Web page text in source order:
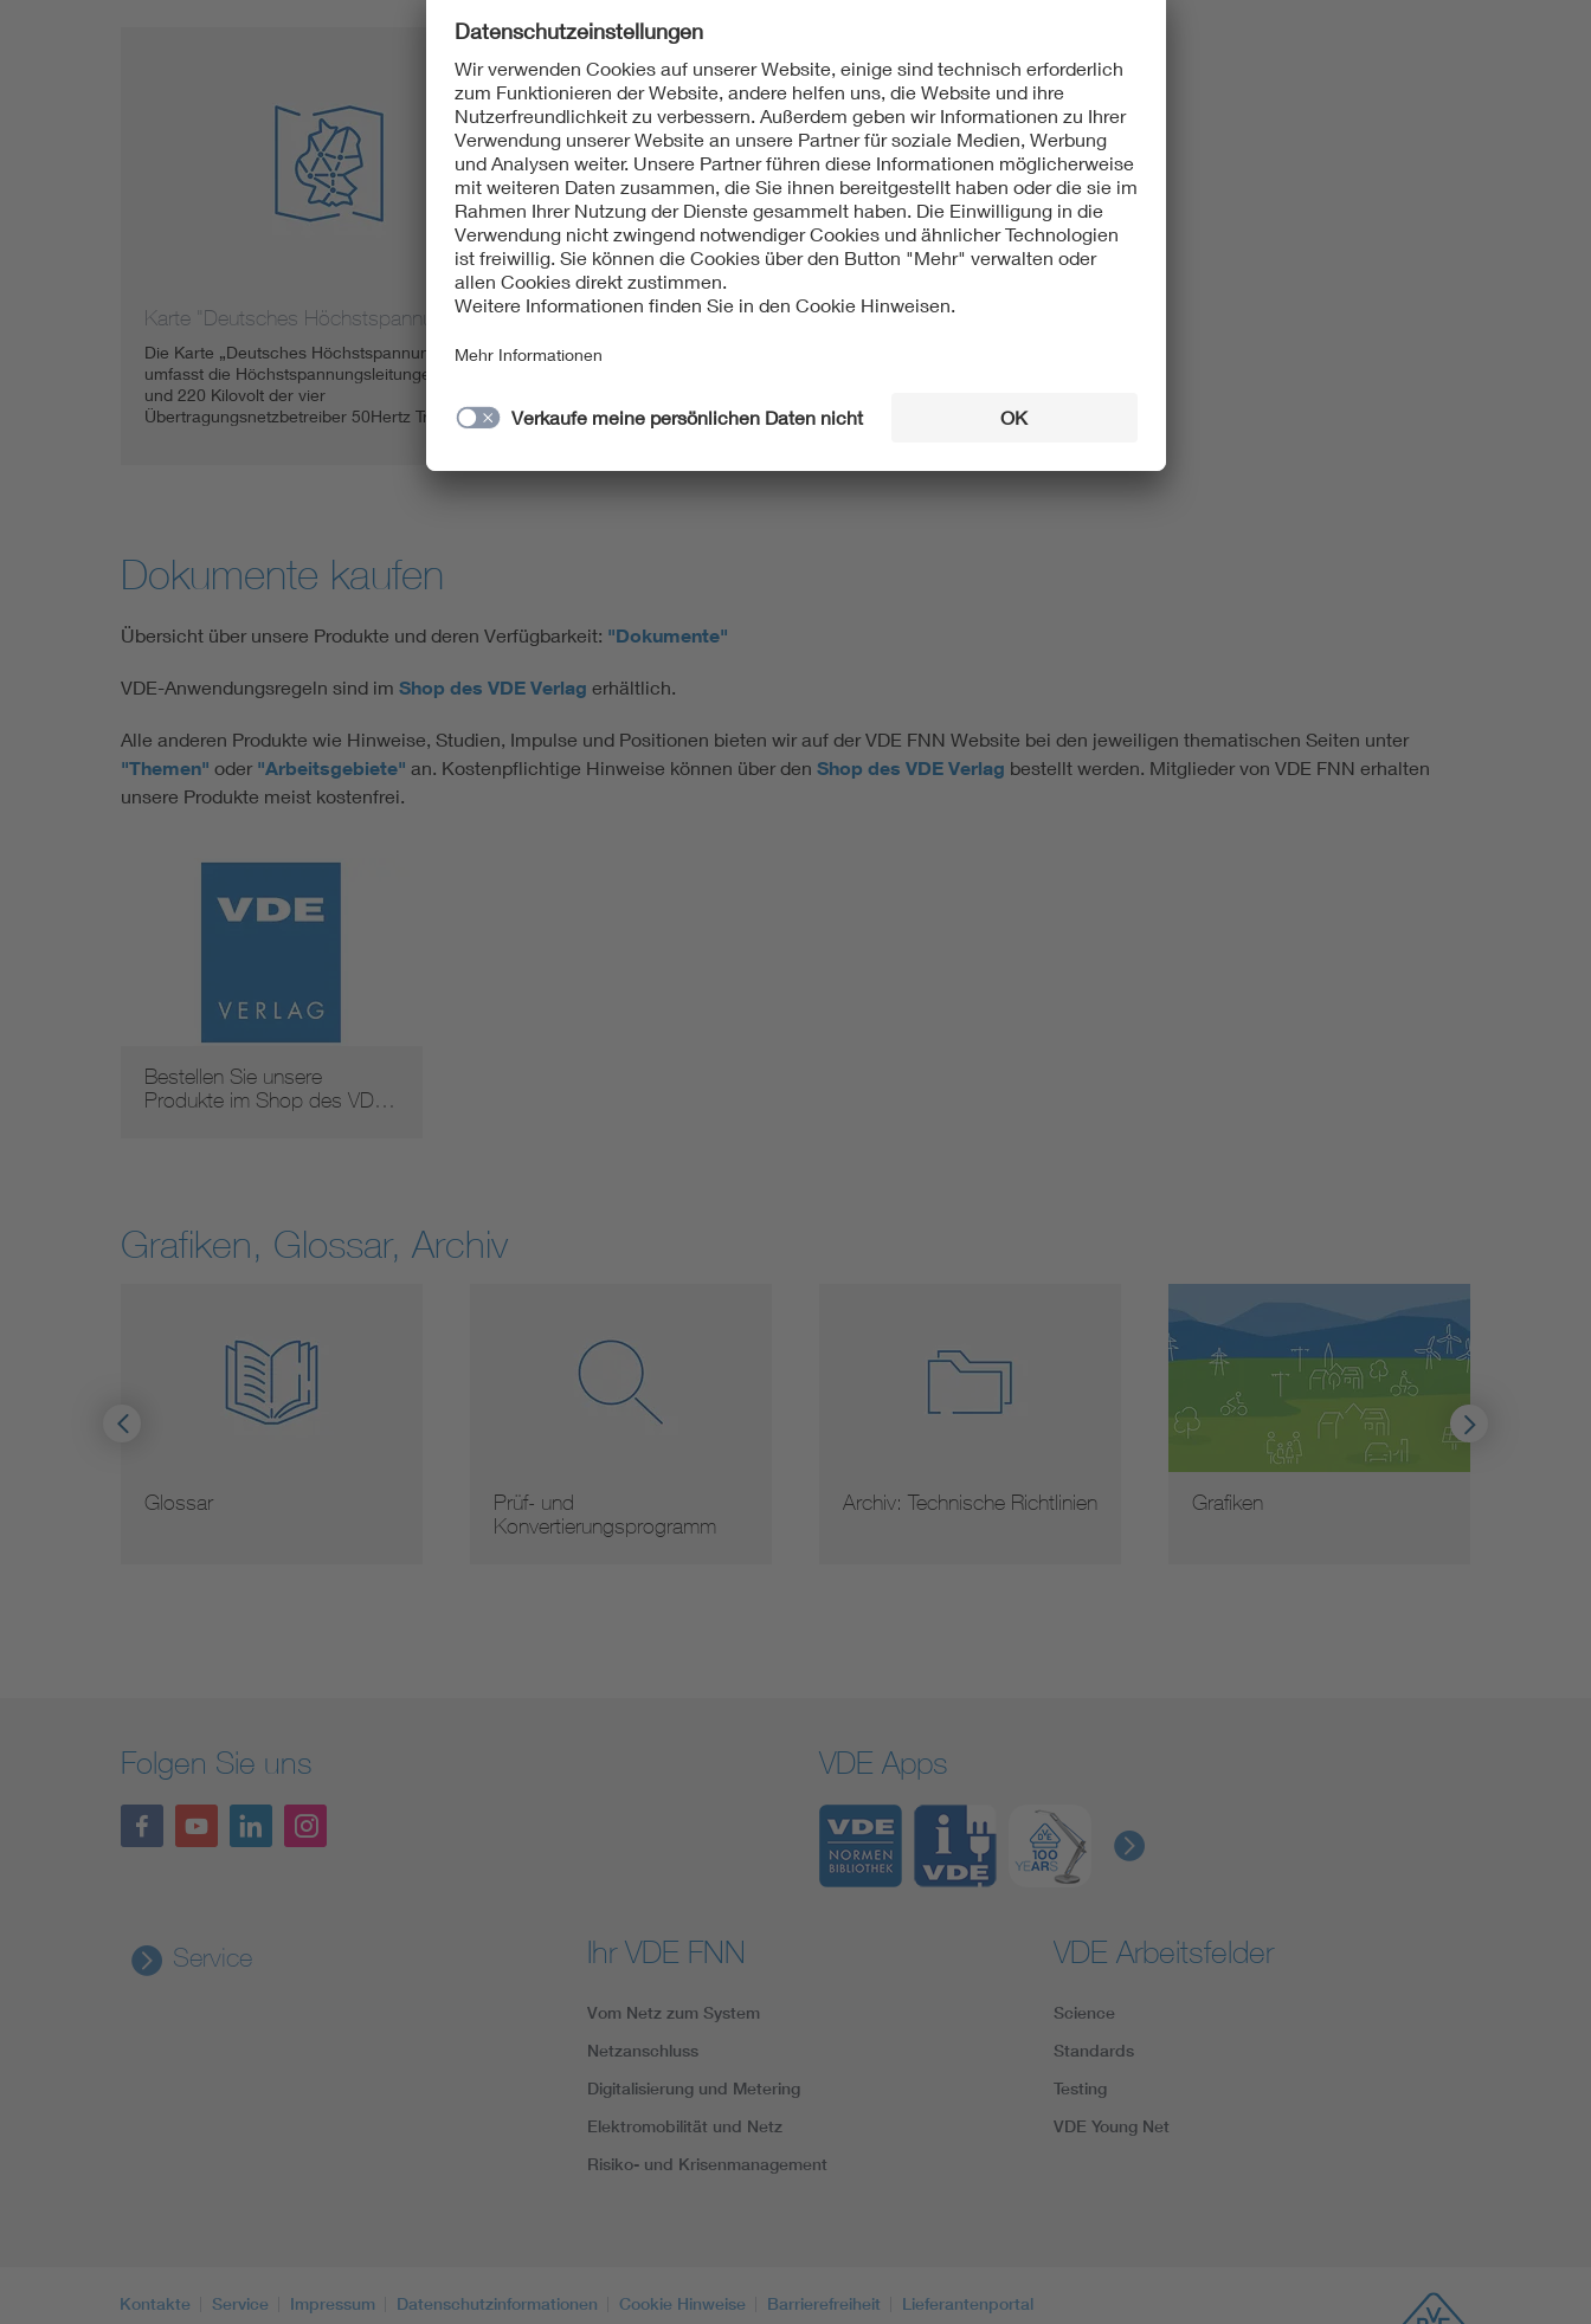
Karte "Deutsches Höchstspannungsnetz"
Die Karte „Deutsches Höchstspannungsnetz“
umfasst die Höchstspannungsleitungen mit 380
und 220 Kilovolt der vier
Übertragungsnetzbetreiber 50Hertz Transmissi…
Dokumente kaufen
Übersicht über unsere Produkte und deren Verfügbarkeit: "Dokumente"
VDE-Anwendungsregeln sind im Shop des VDE Verlag erhältlich.
Alle anderen Produkte wie Hinweise, Studien, Impulse und Positionen bieten wir auf der VDE FNN Website bei den jeweiligen thematischen Seiten unter
"Themen" oder "Arbeitsgebiete" an. Kostenpflichtige Hinweise können über den Shop des VDE Verlag bestellt werden. Mitglieder von VDE FNN erhalten
unsere Produkte meist kostenfrei.
Bestellen Sie unsere
Produkte im Shop des VD…
Grafiken, Glossar, Archiv
Glossar
Prüf- und
Konvertierungsprogramm
Archiv: Technische Richtlinien Grafiken
Folgen Sie uns VDE Apps
Service Ihr VDE FNN
Vom Netz zum System
Netzanschluss
Digitalisierung und Metering
Elektromobilität und Netz
Risiko- und Krisenmanagement
VDE Arbeitsfelder
Science
Standards
Testing
VDE Young Net
Kontakte Service Impressum Datenschutzinformationen Cookie Hinweise Barrierefreiheit Lieferantenportal